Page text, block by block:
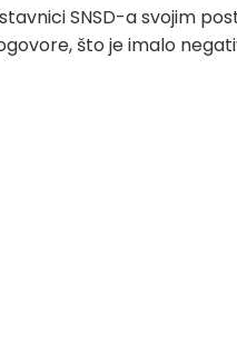
SNSD-a svojim
što je imalo